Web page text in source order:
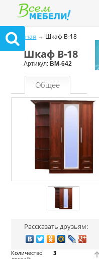
Главная → Шкаф В-18
Шкаф В-18
Артикул: ВМ-642
Общее
Рассказать друзьям:
Количество
3